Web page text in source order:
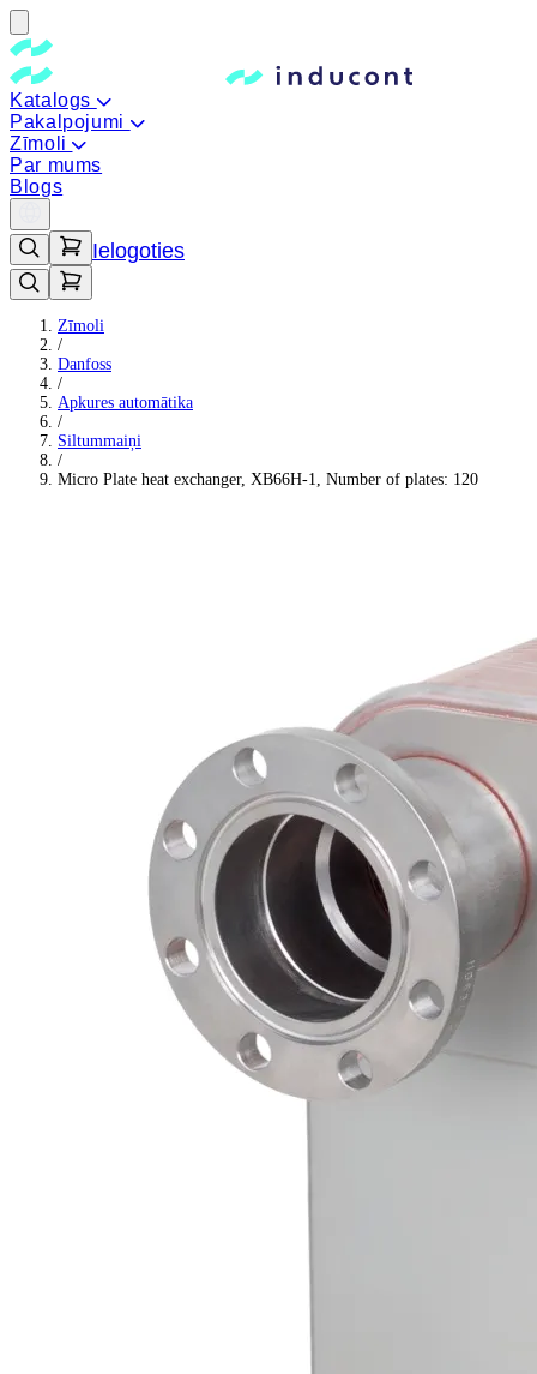
Katalogs
Pakalpojumi
Zīmoli
Par mums
Blogs
Ielogoties
Zīmoli
/
Danfoss
/
Apkures automātika
/
Siltummaiņi
/
Micro Plate heat exchanger, XB66H-1, Number of plates: 120